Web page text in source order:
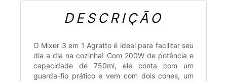
DESCRIÇÃO
O Mixer 3 em 1 Agratto é ideal para facilitar seu
dia a dia na cozinha! Com 200W de potência e
capacidade de 750ml, ele conta com um
guarda-fio prático e vem com dois cones, um